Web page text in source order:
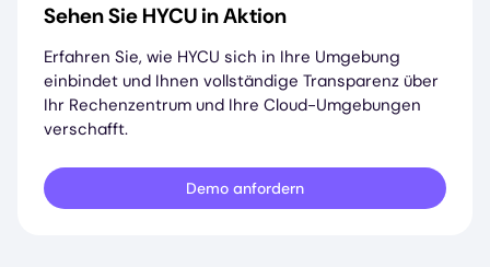
Sehen Sie HYCU in Aktion
Erfahren Sie, wie HYCU sich in Ihre Umgebung
einbindet und Ihnen vollständige Transparenz über
Ihr Rechenzentrum und Ihre Cloud-Umgebungen
verschafft.
Demo anfordern